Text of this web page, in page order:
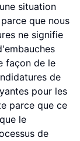
situation
que nous
ne signifie
façon de le
de
pour les
parce que ce
le
de